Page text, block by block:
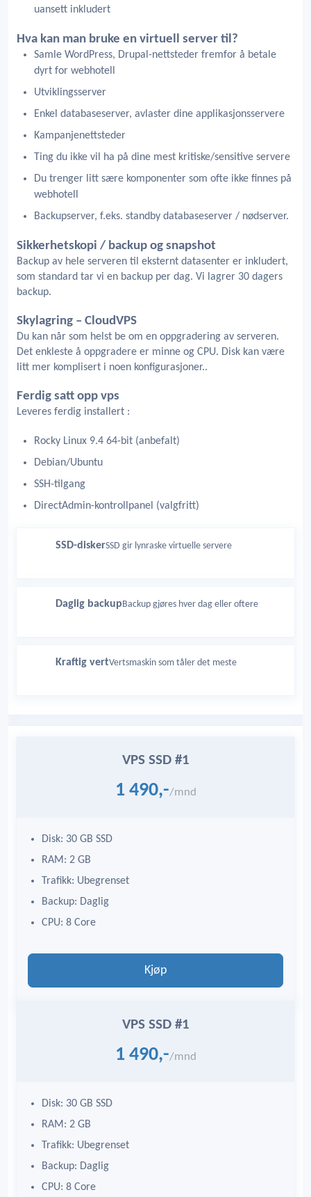
uansett inkludert
Hva kan man bruke en virtuell server til?
Samle WordPress, Drupal-nettsteder fremfor å betale
dyrt for webhotell
Utviklingsserver
Enkel databaseserver, avlaster dine applikasjonsservere
Kampanjenettsteder
Ting du ikke vil ha på dine mest kritiske/sensitive servere
Du trenger litt sære komponenter som ofte ikke finnes på
webhotell
Backupserver, f.eks. standby databaseserver / nødserver.
Sikkerhetskopi / backup og snapshot
Backup av hele serveren til eksternt datasenter er inkludert,
som standard tar vi en backup per dag. Vi lagrer 30 dagers
backup.
Skylagring – CloudVPS
Du kan når som helst be om en oppgradering av serveren.
Det enkleste å oppgradere er minne og CPU. Disk kan være
litt mer komplisert i noen konfigurasjoner..
Ferdig satt opp vps
Leveres ferdig installert :
Rocky Linux 9.4 64-bit (anbefalt)
Debian/Ubuntu
SSH-tilgang
DirectAdmin-kontrollpanel (valgfritt)
SSD-diskerSSD gir lynraske virtuelle servere
Daglig backupBackup gjøres hver dag eller oftere
Kraftig vertVertsmaskin som tåler det meste
VPS SSD #1
1 490,-/mnd
Disk: 30 GB SSD
RAM: 2 GB
Trafikk: Ubegrenset
Backup: Daglig
CPU: 8 Core
Kjøp
VPS SSD #1
1 490,-/mnd
Disk: 30 GB SSD
RAM: 2 GB
Trafikk: Ubegrenset
Backup: Daglig
CPU: 8 Core